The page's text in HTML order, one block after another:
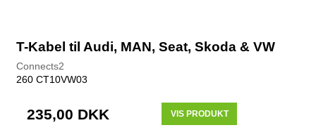
T-Kabel til Audi, MAN, Seat, Skoda & VW
Connects2
260 CT10VW03
235,00 DKK VIS PRODUKT